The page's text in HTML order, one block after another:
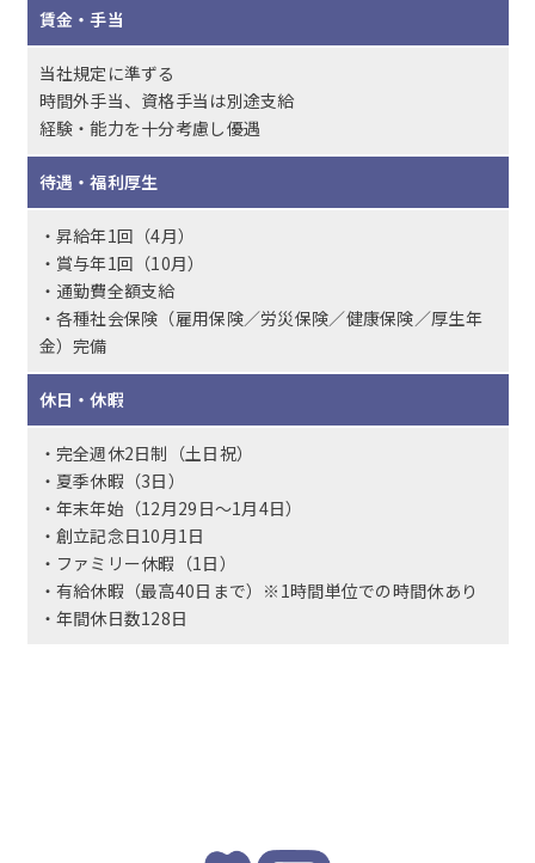
賃金・手当
当社規定に準ずる
時間外手当、資格手当は別途支給
経験・能力を十分考慮し優遇
待遇・福利厚生
・昇給年1回（4月）
・賞与年1回（10月）
・通勤費全額支給
・各種社会保険（雇用保険／労災保険／健康保険／厚生年
金）完備
休日・休暇
・完全週休2日制（土日祝）
・夏季休暇（3日）
・年末年始（12月29日～1月4日）
・創立記念日10月1日
・ファミリー休暇（1日）
・有給休暇（最高40日まで）※1時間単位での時間休あり
・年間休日数128日